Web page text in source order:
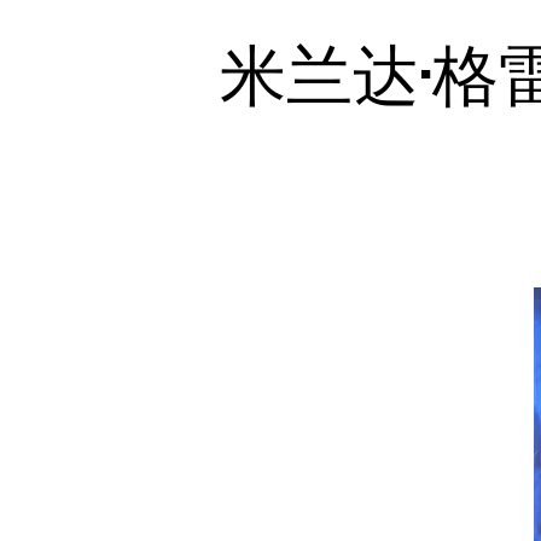
米兰达·格